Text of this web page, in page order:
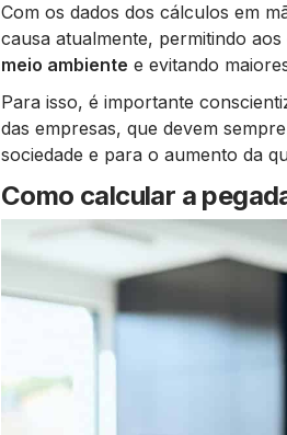
Com os dados dos cálculos em
causa atualmente, permitindo
meio ambiente e evitando
Para isso, é importante
das empresas, que devem
sociedade e para o aumento da
Como calcular a